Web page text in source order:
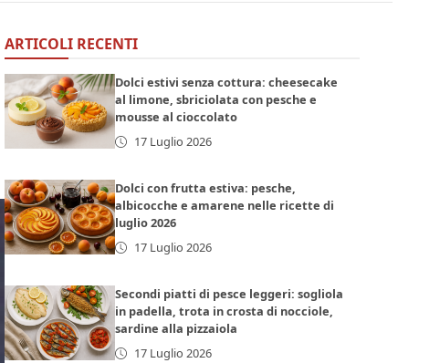
ARTICOLI RECENTI
Dolci estivi senza cottura: cheesecake
al limone, sbriciolata con pesche e
mousse al cioccolato
17 Luglio 2026
Dolci con frutta estiva: pesche,
albicocche e amarene nelle ricette di
luglio 2026
17 Luglio 2026
Secondi piatti di pesce leggeri: sogliola
in padella, trota in crosta di nocciole,
sardine alla pizzaiola
17 Luglio 2026